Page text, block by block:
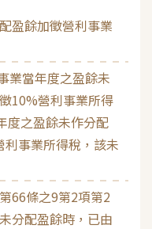
盈餘加徵營利事業
業當年度之盈餘未
10%營利事業所得
度之盈餘未作分配
事業所得稅，該未
66條之9第2項第2
分配盈餘時，已由